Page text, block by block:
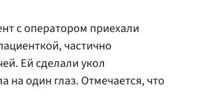
с оператором приехали
частично
Ей сделали укол
один глаз. Отмечается, что